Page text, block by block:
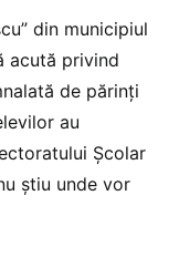
din municipiul
acută privind
de părinți
au
Școlar
știu unde vor